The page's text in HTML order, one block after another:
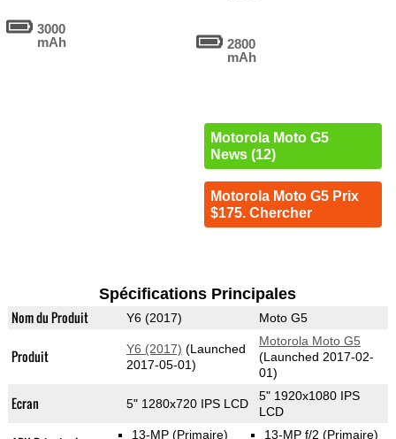
3000
mAh
2800
mAh
Motorola Moto G5
News (12)
Motorola Moto G5 Prix
$175. Chercher
Spécifications Principales
Nom du Produit Y6 (2017) Moto G5
Produit Y6 (2017) (Launched
2017-05-01)
Motorola Moto G5
(Launched 2017-02-
01)
Ecran 5" 1280x720 IPS LCD
5" 1920x1080 IPS
LCD
13-MP (Primaire) 13-MP f/2 (Primaire)